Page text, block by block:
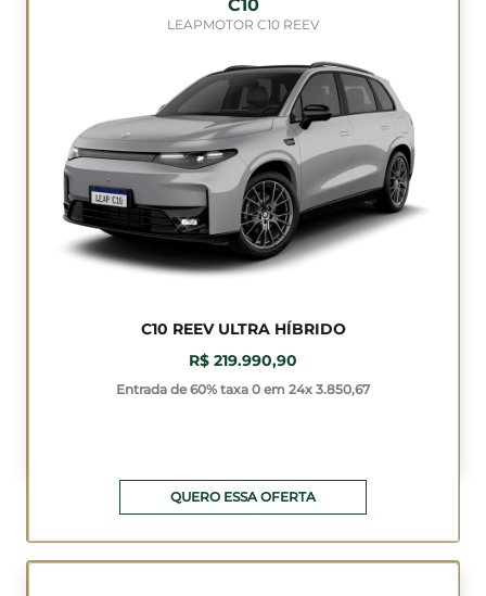
C10
LEAPMOTOR C10 REEV
C10 REEV ULTRA HÍBRIDO
R$ 219.990,90
Entrada de 60% taxa 0 em 24x 3.850,67
QUERO ESSA OFERTA